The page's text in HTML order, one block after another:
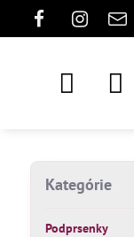
Kategórie
Podprsenky